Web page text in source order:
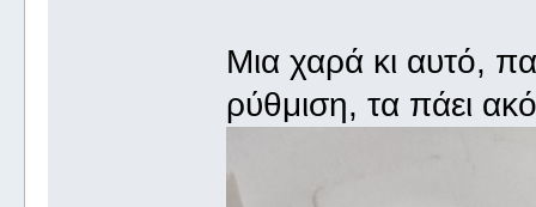
Μια χαρά κι αυτό,
ρύθμιση, τα πάει